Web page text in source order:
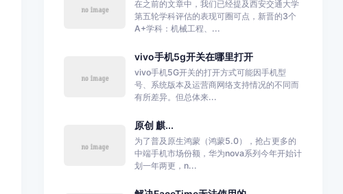
在之前的文章中，我们已经提及西安交通大学
第五轮学科评估的表现可圈可点，新晋的3个
A+学科：机械工程、...
vivo手机5g开关在哪里打开
vivo手机5G开关的打开方式可能因手机型
号、系统版本及运营商网络支持情况的不同而
有所差异。但总体来...
原创 麒...
为了普及原生鸿蒙（鸿蒙5.0），抢占更多的
中端手机市场份额，华为nova系列今年开始计
划一年两更，n...